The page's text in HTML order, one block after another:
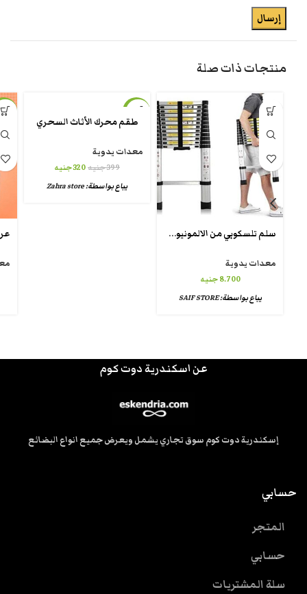
منتجات ذات صلة
سلم تلسكوبي من الالمونيوم – 3.8 متر
معدات يدوية
8.700 جنيه
يباع بواسطة:SAIF STORE
طقم محرك الأثاث السحري
معدات يدوية
399جنيه320جنيه
يباع بواسطة:Zahra store
عن اسكندرية دوت كوم
إسكندرية دوت كوم سوق تجاري يشمل ويعرض جميع انواع البضائع
حسابي
المتجر
حسابي
سلة المشتريات